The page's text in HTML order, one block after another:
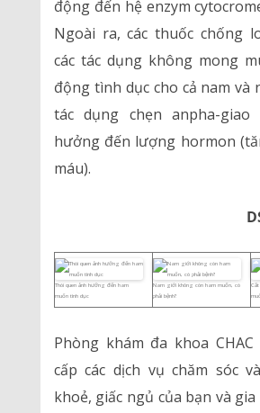
động đến hệ enzym
Ngoài ra, các thuốc chống
các tác dụng không mong
động tình dục cho cả nam và
tác dụng chẹn anpha-giao
hưởng đến lượng hormon
máu).
Thói quen ảnh hưởng đến ham
muốn tình dục
Nam giới không còn ham muốn, có
phải bệnh?
Phòng khám đa khoa CHAC
cấp các dịch vụ chăm sóc
khoẻ, giấc ngủ của bạn và